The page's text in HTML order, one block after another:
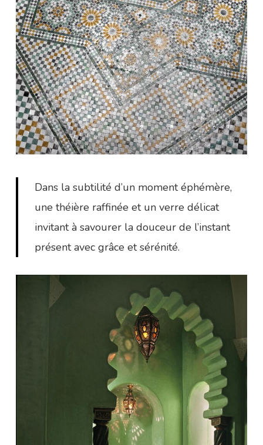
Dans la subtilité d’un moment éphémère,
une théière raffinée et un verre délicat
invitant à savourer la douceur de l’instant
présent avec grâce et sérénité.